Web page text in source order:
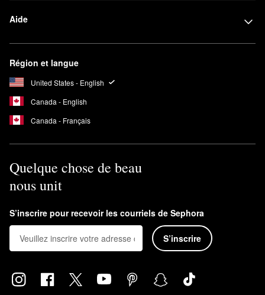
Aide
Région et langue
United States - English
Canada - English
Canada - Français
Quelque chose de beau
nous unit
S’inscrire pour recevoir les courriels de Sephora
S’inscrire